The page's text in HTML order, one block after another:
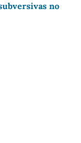
no